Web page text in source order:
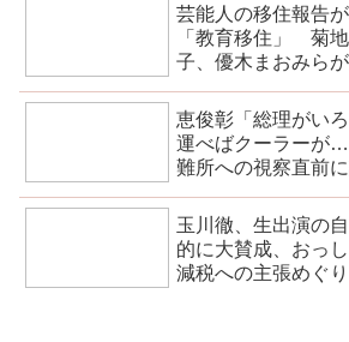
芸能人の移住報告
「教育移住」 菊
子、優木まおみら
恵俊彰「総理がい
運べばクーラーが
難所への視察直前
玉川徹、生出演の
的に大賛成、おっ
減税への主張めぐり